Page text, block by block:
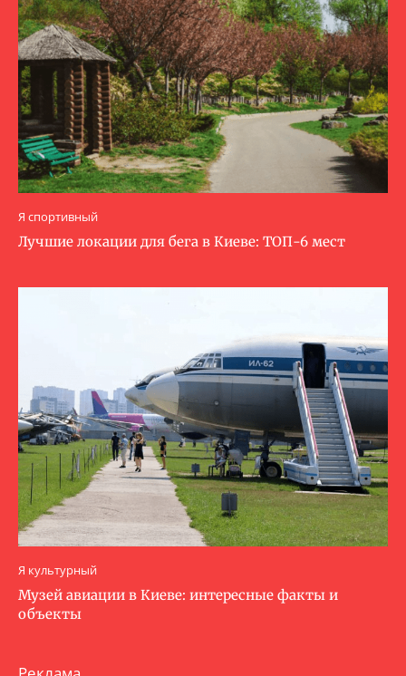
Я спортивный
Лучшие локации для бега в Киеве: ТОП-6 мест
Я культурный
Музей авиации в Киеве: интересные факты и
объекты